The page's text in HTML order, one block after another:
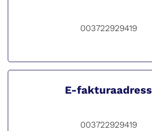
003722929419
E-fakturaadress
003722929419